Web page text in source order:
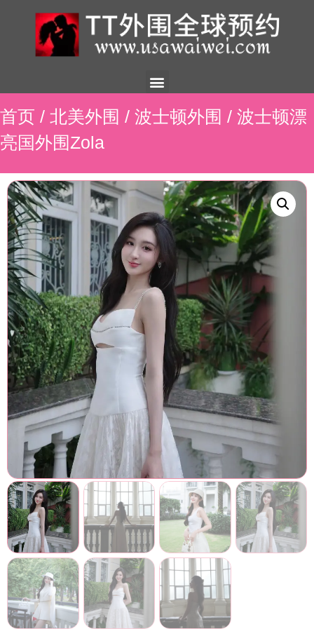
首页 / 北美外围 / 波士顿外围 / 波士顿漂
亮国外围Zola